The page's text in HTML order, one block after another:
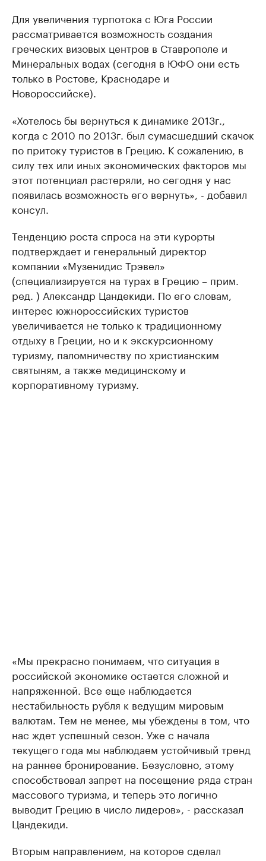
Для увеличения турпотока с Юга России
рассматривается возможность создания
греческих визовых центров в Ставрополе и
Минеральных водах (сегодня в ЮФО они есть
только в Ростове, Краснодаре и
Новороссийске).
«Хотелось бы вернуться к динамике 2013г.,
когда с 2010 по 2013г. был сумасшедший скачок
по притоку туристов в Грецию. К сожалению, в
силу тех или иных экономических факторов мы
этот потенциал растеряли, но сегодня у нас
появилась возможность его вернуть», - добавил
консул.
Тенденцию роста спроса на эти курорты
подтверждает и генеральный директор
компании «Музенидис Трэвел»
(специализируется на турах в Грецию – прим.
ред. ) Александр Цандекиди. По его словам,
интерес южнороссийских туристов
увеличивается не только к традиционному
отдыху в Греции, но и к экскурсионному
туризму, паломничеству по христианским
святыням, а также медицинскому и
корпоративному туризму.
«Мы прекрасно понимаем, что ситуация в
российской экономике остается сложной и
напряженной. Все еще наблюдается
нестабильность рубля к ведущим мировым
валютам. Тем не менее, мы убеждены в том, что
нас ждет успешный сезон. Уже с начала
текущего года мы наблюдаем устойчивый тренд
на раннее бронирование. Безусловно, этому
способствовал запрет на посещение ряда стран
массового туризма, и теперь это логично
выводит Грецию в число лидеров», - рассказал
Цандекиди.
Вторым направлением, на которое сделал